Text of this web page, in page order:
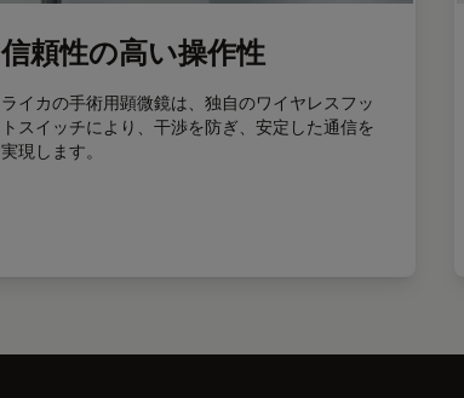
信頼性の高い操作性
ライカの手術用顕微鏡は、独自のワイヤレスフッ
トスイッチにより、干渉を防ぎ、安定した通信を
実現します。